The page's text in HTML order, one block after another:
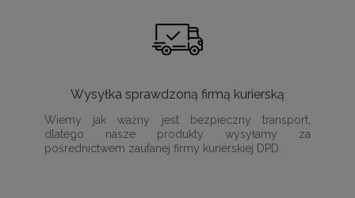
Wysyłka sprawdzoną firmą kurierską
Wiemy jak ważny jest bezpieczny transport,
dlatego nasze produkty wysyłamy za
pośrednictwem zaufanej firmy kurierskiej DPD.